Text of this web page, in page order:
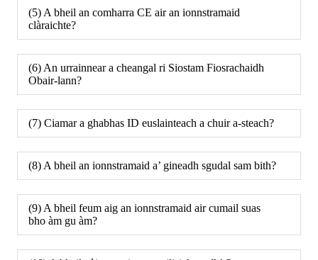
(5) A bheil an comharra CE air an ionnstramaid
clàraichte?
(6) An urrainnear a cheangal ri Siostam Fiosrachaidh
Obair-lann?
(7) Ciamar a ghabhas ID euslainteach a chuir a-steach?
(8) A bheil an ionnstramaid a’ gineadh sgudal sam bith?
(9) A bheil feum aig an ionnstramaid air cumail suas
bho àm gu àm?